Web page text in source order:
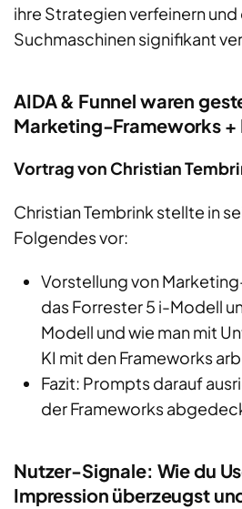
ihre Strategien verfeinern und
Suchmaschinen signifikant
AIDA & Funnel waren
Marketing-Frameworks
Vortrag von Christian
ChristianTembrink stellte in
Folgendes vor:
Vorstellung von
das Forrester 5 i-Modell
Modell und wie man mit
KI mit den Frameworks
Fazit: Prompts darauf
der Frameworks
Nutzer-Signale: Wie du
Impression überzeugst